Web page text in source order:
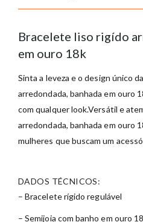
Bracelete liso rigído
em ouro 18k
Sinta a leveza e o design único
arredondada, banhada em ouro
com qualquer look.Versátil e
arredondada, banhada em ouro
mulheres que buscam um
DADOS TÉCNICOS:
– Bracelete rígido regulável
– Semijoia com banho em ouro